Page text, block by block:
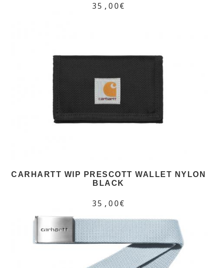
35,00€
CARHARTT WIP PRESCOTT WALLET NYLON
BLACK
35,00€